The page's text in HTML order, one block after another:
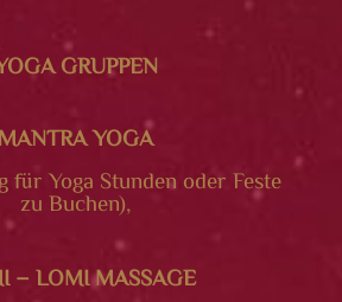
GRUPPEN
MANTRA YOGA
für Yoga Stunden oder Feste
zu Buchen),
– LOMI MASSAGE